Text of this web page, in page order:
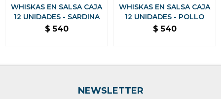
WHISKAS EN SALSA CAJA
12 UNIDADES - SARDINA
$ 540
WHISKAS EN SALSA CAJA
12 UNIDADES - POLLO
$ 540
NEWSLETTER